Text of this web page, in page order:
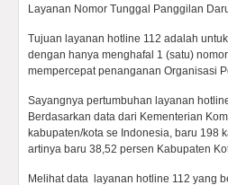
Layanan Nomor Tunggal Panggilan
Tujuan layanan hotline 112 adalah
dengan hanya menghafal 1 (satu)
mempercepat penanganan Organisasi
Sayangnya pertumbuhan layanan
Berdasarkan data dari Kementerian
kabupaten/kota se Indonesia, baru 198
artinya baru 38,52 persen Kabupaten
Melihat data layanan hotline 112 yang